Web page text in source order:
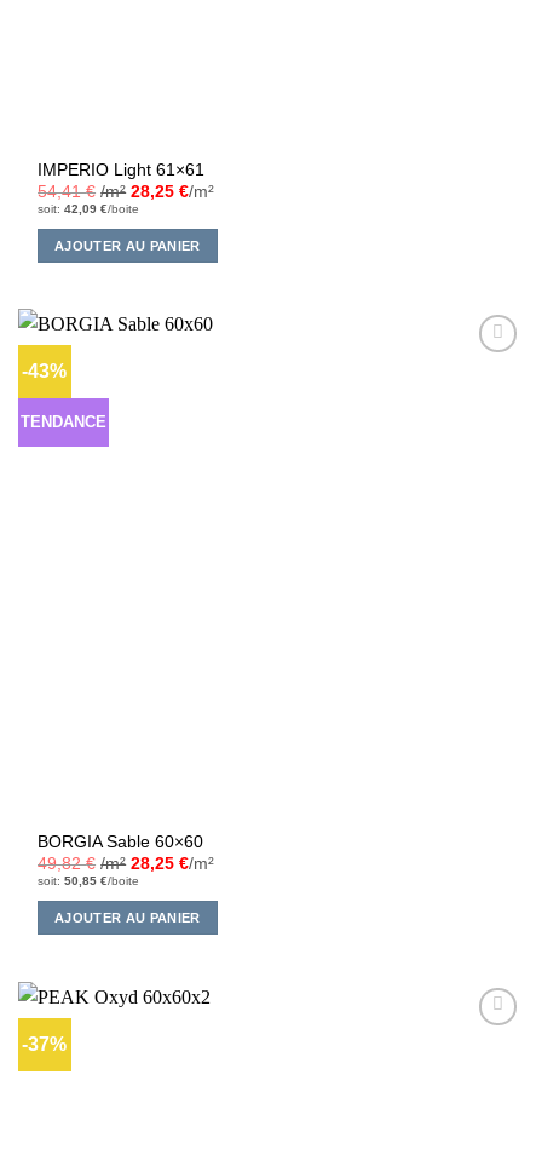
IMPERIO Light 61×61
54,41€ /m² 28,25€/m²
soit:42,09€/boite
AJOUTER AU PANIER
-43%
TENDANCE
BORGIA Sable 60×60
49,82€ /m² 28,25€/m²
soit:50,85€/boite
AJOUTER AU PANIER
-37%